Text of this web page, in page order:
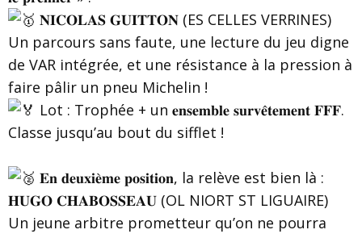
𝐍𝐈𝐂𝐎𝐋𝐀𝐒 𝐆𝐔𝐈𝐓𝐓𝐎𝐍 (ES CELLES VERRINES)
Un parcours sans faute, une lecture du jeu digne
de VAR intégrée, et une résistance à la pression à
faire pâlir un pneu Michelin !
Lot : Trophée + un 𝐞𝐧𝐬𝐞𝐦𝐛𝐥𝐞 𝐬𝐮𝐫𝐯𝐞̂𝐭𝐞𝐦𝐞𝐧𝐭 𝐅𝐅𝐅.
Classe jusqu’au bout du sifflet !
𝐄𝐧 𝐝𝐞𝐮𝐱𝐢𝐞̀𝐦𝐞 𝐩𝐨𝐬𝐢𝐭𝐢𝐨𝐧, la relève est bien là :
𝐇𝐔𝐆𝐎 𝐂𝐇𝐀𝐁𝐎𝐒𝐒𝐄𝐀𝐔 (OL NIORT ST LIGUAIRE)
Un jeune arbitre prometteur qu’on ne pourra